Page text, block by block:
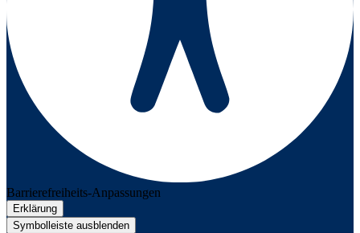
Barrierefreiheits-Anpassungen
Erklärung
Symbolleiste ausblenden